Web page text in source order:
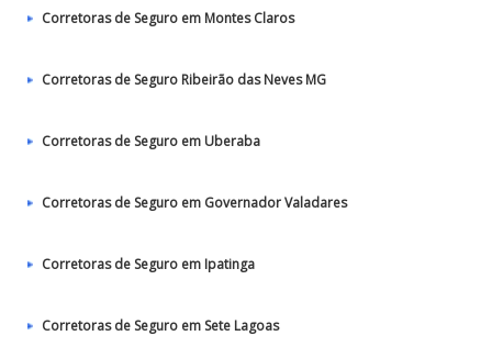
Corretoras de Seguro em Montes Claros
Corretoras de Seguro Ribeirão das Neves MG
Corretoras de Seguro em Uberaba
Corretoras de Seguro em Governador Valadares
Corretoras de Seguro em Ipatinga
Corretoras de Seguro em Sete Lagoas